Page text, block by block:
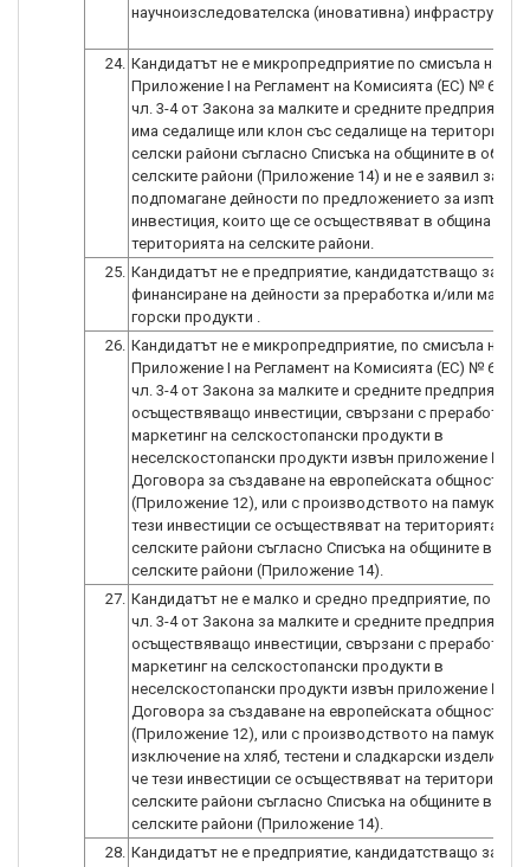
научноизследователска (иновативна)
24. Кандидатът не е микропредприятие по смисъла на
Приложение I на Регламент на Комисията (ЕС) № 651/
чл. 3-4 от Закона за малките и средните предприятия,
има седалище или клон със седалище на територията
селски райони съгласно Списъка на общините в
селските райони (Приложение 14) и не е заявил за
подпомагане дейности по предложението за
инвестиция, които ще се осъществяват в община на
територията на селските райони.
25. Кандидатът не е предприятие, кандидатстващо за
финансиране на дейности за преработка и/или
горски продукти .
26. Кандидатът не е микропредприятие, по смисъла на
Приложение I на Регламент на Комисията (ЕС) № 651/
чл. 3-4 от Закона за малките и средните предприятия,
осъществяващо инвестиции, свързани с преработка
маркетинг на селскостопански продукти в
неселскостопански продукти извън приложение № I
Договора за създаване на европейската общност
(Приложение 12), или с производството на памук, в
тези инвестиции се осъществяват на територията на
селските райони съгласно Списъка на общините в
селските райони (Приложение 14).
27. Кандидатът не е малко и средно предприятие, по
чл. 3-4 от Закона за малките и средните предприятия,
осъществяващо инвестиции, свързани с преработка
маркетинг на селскостопански продукти в
неселскостопански продукти извън приложение № I
Договора за създаване на европейската общност
(Приложение 12), или с производството на памук, с
изключение на хляб, тестени и сладкарски изделия, в
че тези инвестиции се осъществяват на територията
селските райони съгласно Списъка на общините в
селските райони (Приложение 14).
28. Кандидатът не е предприятие, кандидатстващо за